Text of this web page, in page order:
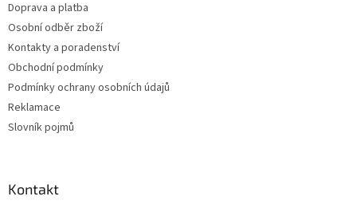
Doprava a platba
Osobní odběr zboží
Kontakty a poradenství
Obchodní podmínky
Podmínky ochrany osobních údajů
Reklamace
Slovník pojmů
Kontakt